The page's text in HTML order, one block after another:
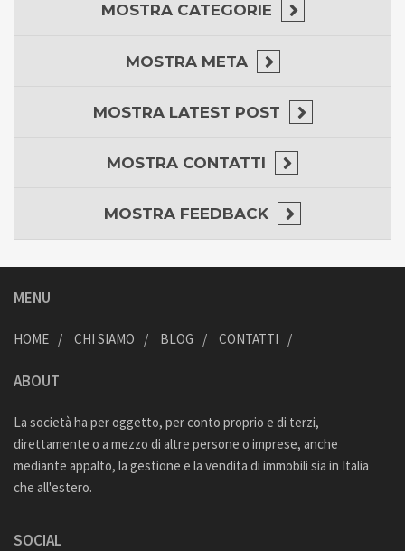
MOSTRA CATEGORIE
MOSTRA META
MOSTRA LATEST POST
MOSTRA CONTATTI
MOSTRA FEEDBACK
MENU
HOME CHI SIAMO BLOG CONTATTI
ABOUT
La società ha per oggetto, per conto proprio e di terzi,
direttamente o a mezzo di altre persone o imprese, anche
mediante appalto, la gestione e la vendita di immobili sia in Italia
che all'estero.
SOCIAL